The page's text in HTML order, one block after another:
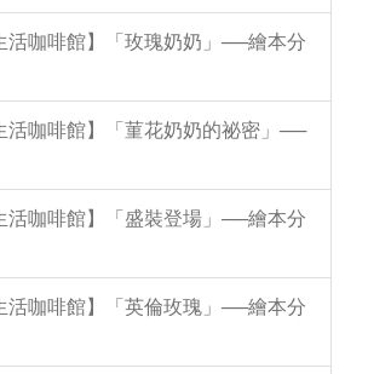
活咖啡館】「玫瑰奶奶」──繪本分
活咖啡館】「菫花奶奶的祕密」──
活咖啡館】「盛裝登場」──繪本分
活咖啡館】「英倫玫瑰」──繪本分